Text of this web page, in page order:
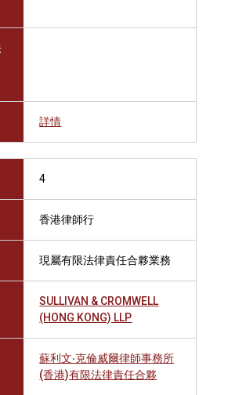
詳情
4
香港律師行
現屬有限法律責任合夥業務
SULLIVAN & CROMWELL
(HONG KONG) LLP
蘇利文‧克倫威爾律師事務所
(香港)有限法律責任合夥